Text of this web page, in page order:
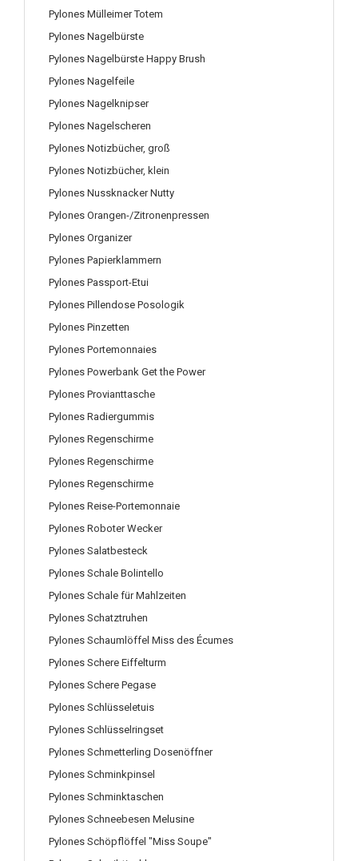
Pylones Mülleimer Totem
Pylones Nagelbürste
Pylones Nagelbürste Happy Brush
Pylones Nagelfeile
Pylones Nagelknipser
Pylones Nagelscheren
Pylones Notizbücher, groß
Pylones Notizbücher, klein
Pylones Nussknacker Nutty
Pylones Orangen-/Zitronenpressen
Pylones Organizer
Pylones Papierklammern
Pylones Passport-Etui
Pylones Pillendose Posologik
Pylones Pinzetten
Pylones Portemonnaies
Pylones Powerbank Get the Power
Pylones Provianttasche
Pylones Radiergummis
Pylones Regenschirme
Pylones Regenschirme
Pylones Regenschirme
Pylones Reise-Portemonnaie
Pylones Roboter Wecker
Pylones Salatbesteck
Pylones Schale Bolintello
Pylones Schale für Mahlzeiten
Pylones Schatztruhen
Pylones Schaumlöffel Miss des Écumes
Pylones Schere Eiffelturm
Pylones Schere Pegase
Pylones Schlüsseletuis
Pylones Schlüsselringset
Pylones Schmetterling Dosenöffner
Pylones Schminkpinsel
Pylones Schminktaschen
Pylones Schneebesen Melusine
Pylones Schöpflöffel "Miss Soupe"